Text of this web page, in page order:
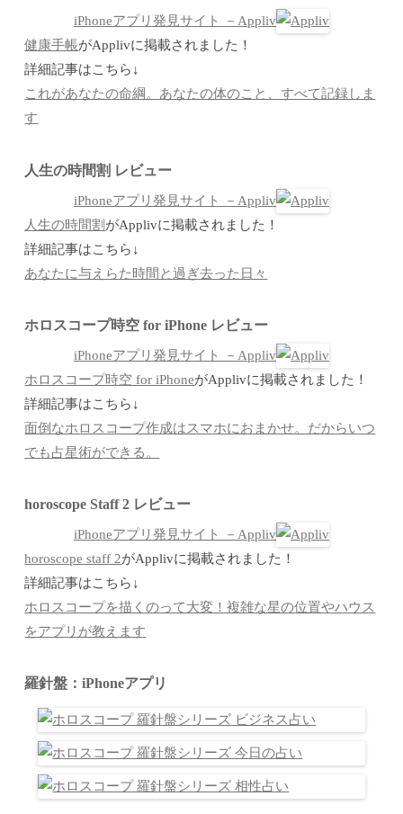
iPhoneアプリ発見サイト －Appliv
健康手帳がApplivに掲載されました！
詳細記事はこちら↓
これがあなたの命綱。あなたの体のこと、すべて記録しま
す
人生の時間割 レビュー
iPhoneアプリ発見サイト －Appliv
人生の時間割 がApplivに掲載されました！
詳細記事はこちら↓
あなたに与えらた時間と過ぎ去った日々
ホロスコープ時空 for iPhone レビュー
iPhoneアプリ発見サイト －Appliv
ホロスコープ時空 for iPhoneがApplivに掲載されました！
詳細記事はこちら↓
面倒なホロスコープ作成はスマホにおまかせ。だからいつ
でも占星術ができる。
horoscope Staff 2 レビュー
iPhoneアプリ発見サイト －Appliv
horoscope staff 2がApplivに掲載されました！
詳細記事はこちら↓
ホロスコープを描くのって大変！複雑な星の位置やハウス
をアプリが教えます
羅針盤：iPhoneアプリ